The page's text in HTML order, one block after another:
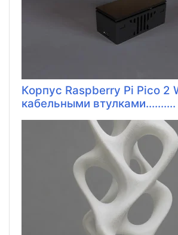
Корпус Raspberry Pi Pico 2
кабельными втулками..........